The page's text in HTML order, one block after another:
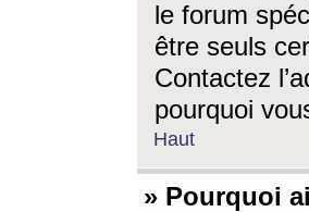
le forum
être seuls
Contactez
pourquoi
Haut
» Pourquoi